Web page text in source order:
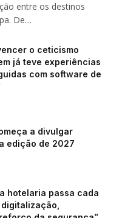
entre os destinos
De…
o ceticismo
já teve experiências
com software de
a divulgar
edição de 2027
hotelaria passa cada